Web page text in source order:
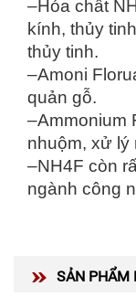
–Hóa chất
kính, thủy
thủy tinh.
–Amoni
quản gỗ.
–Ammonium
nhuộm, xử lý
–NH4F còn
ngành công
SẢN PHẨM